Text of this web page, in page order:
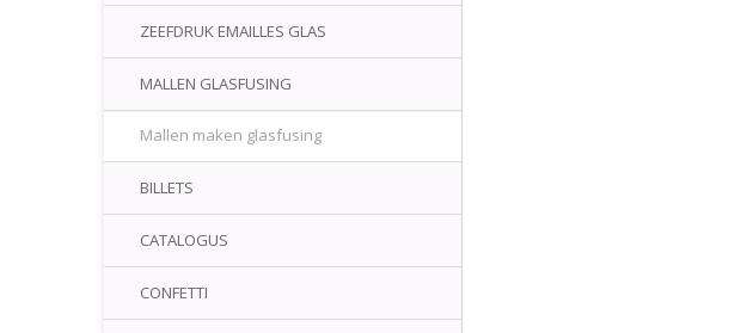
ZEEFDRUK EMAILLES GLAS
MALLEN GLASFUSING
Mallen maken glasfusing
BILLETS
CATALOGUS
CONFETTI